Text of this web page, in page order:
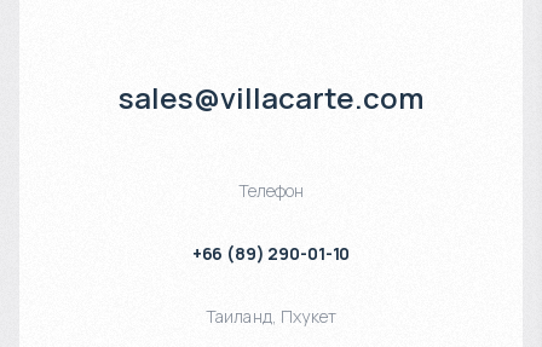
sales@villacarte.com
Телефон
+66 (89) 290-01-10
Таиланд, Пхукет